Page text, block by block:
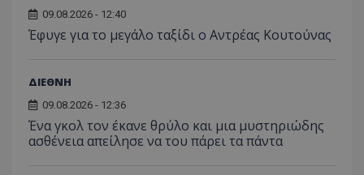
09.08.2026 - 12:40
Έφυγε για το μεγάλο ταξίδι ο Αντρέας Κουτούνας
ΔΙΕΘΝΗ
09.08.2026 - 12:36
Ένα γκολ τον έκανε θρύλο και μια μυστηριώδης
ασθένεια απείλησε να του πάρει τα πάντα